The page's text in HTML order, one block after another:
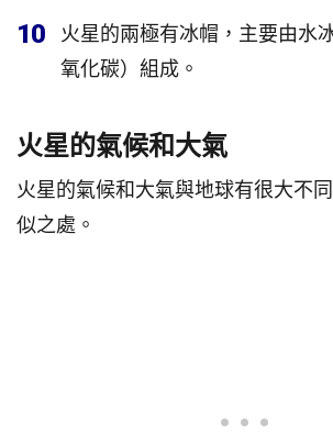
10
火星的兩極有冰帽，主要由水
氧化碳）組成。
火星的氣候和大氣
火星的氣候和大氣與地球有很大不
似之處。